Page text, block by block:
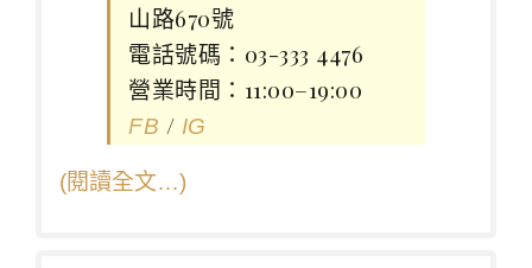
山路670號
電話號碼：03-333 4476
營業時間：11:00–19:00
FB / IG
(閱讀全文…)